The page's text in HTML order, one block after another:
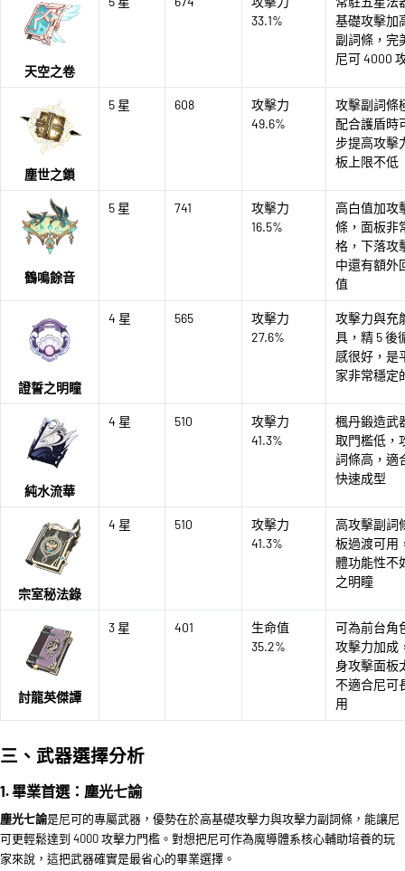
天空之卷
33.1%
基礎攻擊加
副詞條，完
尼可 4000
塵世之鎖
5 星 608
攻擊力
49.6%
攻擊副詞條
配合護盾時
步提高攻擊
板上限不低
鶴鳴餘音
5 星 741
攻擊力
16.5%
高白值加攻
條，面板非
格，下落攻
中還有額外
值
證誓之明瞳
4 星 565
攻擊力
27.6%
攻擊力與充
具，精 5 後
感很好，是
家非常穩定
純水流華
4 星 510
攻擊力
41.3%
楓丹鍛造武
取門檻低，
詞條高，適
快速成型
宗室秘法錄
4 星 510
攻擊力
41.3%
高攻擊副詞
板過渡可用
體功能性不
之明瞳
討龍英傑譚
3 星 401
生命值
35.2%
可為前台角
攻擊力加成
身攻擊面板
不適合尼可
用
三、武器選擇分析
1. 畢業首選：塵光七諭
塵光七諭是尼可的專屬武器，優勢在於高基礎攻擊力與攻擊力副詞條，能讓尼
可更輕鬆達到 4000 攻擊力門檻。對想把尼可作為魔導體系核心輔助培養的玩
家來說，這把武器確實是最省心的畢業選擇。